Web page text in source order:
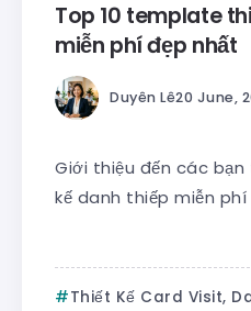
Top 10 template
miễn phí đẹp nhất
Duyên Lê20 June,
Giới thiệu đến các
kế danh thiếp miễn
Thiết Kế Card Visit,